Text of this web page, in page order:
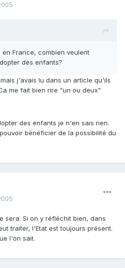
France, combien veulent
des enfants?
j'avais lu dans un article qu'ils
me fait bien rire "un ou deux"
des enfants je n'en sais rien.
bénéficier de la possibilité du
sera. Si on y réfléchit bien, dans
traiter, l'Etat est toujours présent.
l'on sait.